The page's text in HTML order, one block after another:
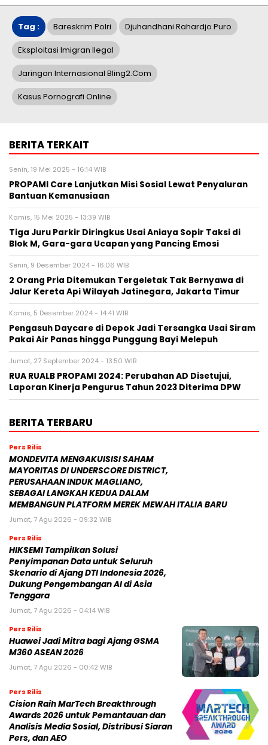
Tag : Bareskrim Polri Djuhandhani Rahardjo Puro
Eksploitasi Imigran Ilegal
Jaringan Internasional Bling2.com
Kasus Pornografi Online
BERITA TERKAIT
Senin, 19 Mei 2025 - 16:14 WIB
PROPAMI Care Lanjutkan Misi Sosial Lewat Penyaluran
Bantuan Kemanusiaan
Kamis, 15 Mei 2025 - 13:39 WIB
Tiga Juru Parkir Diringkus Usai Aniaya Sopir Taksi di
Blok M, Gara-gara Ucapan yang Pancing Emosi
Senin, 9 Desember 2024 - 16:06 WIB
2 Orang Pria Ditemukan Tergeletak Tak Bernyawa di
Jalur Kereta Api Wilayah Jatinegara, Jakarta Timur
Kamis, 5 Desember 2024 - 14:41 WIB
Pengasuh Daycare di Depok Jadi Tersangka Usai Siram
Pakai Air Panas hingga Punggung Bayi Melepuh
Jumat, 27 September 2024 - 13:50 WIB
RUA RUALB PROPAMI 2024: Perubahan AD Disetujui,
Laporan Kinerja Pengurus Tahun 2023 Diterima DPW
BERITA TERBARU
Pers Rilis
MONDEVITA MENGAKUISISI SAHAM
MAYORITAS DI UNDERSCORE DISTRICT,
PERUSAHAAN INDUK MAGLIANO,
SEBAGAI LANGKAH KEDUA DALAM
MEMBANGUN PLATFORM MEREK MEWAH ITALIA BARU
Jumat, 7 Agu 2026 - 09:32 WIB
Pers Rilis
HIKSEMI Tampilkan Solusi
Penyimpanan Data untuk Seluruh
Skenario di Ajang DTI Indonesia 2026,
Dukung Pengembangan AI di Asia
Tenggara
Jumat, 7 Agu 2026 - 04:14 WIB
Pers Rilis
Huawei Jadi Mitra bagi Ajang GSMA
M360 ASEAN 2026
Jumat, 7 Agu 2026 - 00:42 WIB
Pers Rilis
Cision Raih MarTech Breakthrough
Awards 2026 untuk Pemantauan dan
Analisis Media Sosial, Distribusi Siaran
Pers, dan AEO